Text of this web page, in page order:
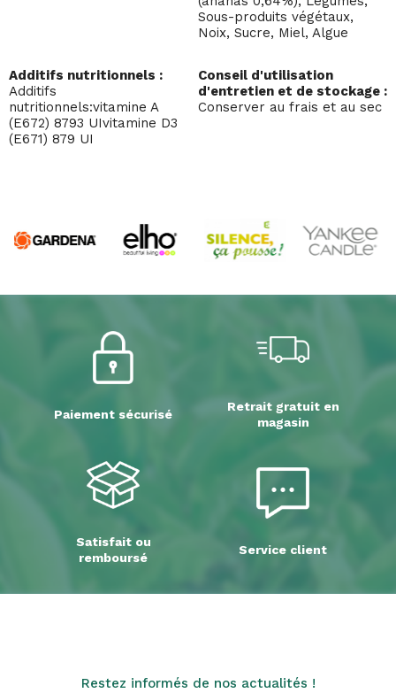
Sous-produits végétaux,
Noix, Sucre, Miel, Algue
Additifs nutritionnels :
Additifs
nutritionnels:vitamine A
(E672) 8793 UIvitamine D3
(E671) 879 UI
Conseil d'utilisation
d'entretien et de stockage :
Conserver au frais et au sec
Paiement sécurisé
Retrait gratuit en
magasin
Satisfait ou
remboursé
Service client
Restez informés de nos actualités !